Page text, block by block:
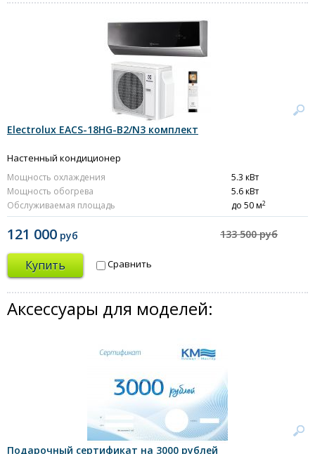
Electrolux EACS-18HG-B2/N3 комплект
Настенный кондиционер
Мощность охлаждения
5.3 кВт
Мощность обогрева
5.6 кВт
Обслуживаемая площадь
до 50 м2
121 000 руб 133 500 руб
Купить Сравнить
Аксессуары для моделей:
Подарочный сертификат на 3000 рублей